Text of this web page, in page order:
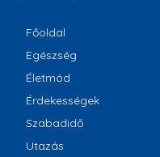
Főoldal
Egészség
Életmód
Érdekességek
Szabadidő
Utazás